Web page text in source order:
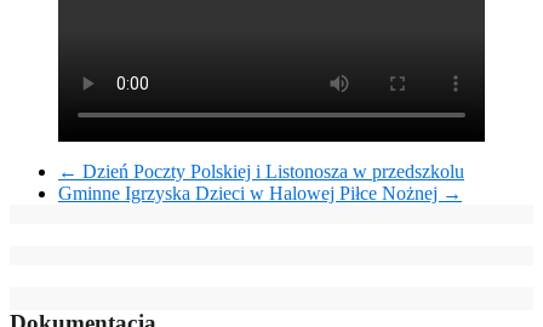
← Dzień Poczty Polskiej i Listonosza w przedszkolu
Gminne Igrzyska Dzieci w Halowej Piłce Nożnej →